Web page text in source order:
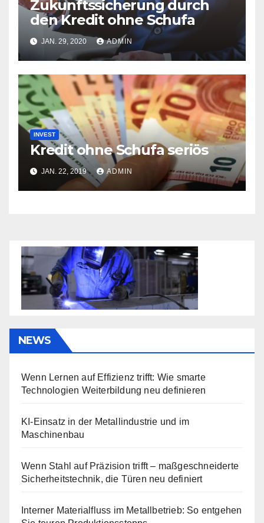
Zukunftssicherung durch
den Kredit ohne Schufa
JAN. 29, 2020 ADMIN
INVEST
Kredit ohne Schufa seriös
JAN. 22, 2019 ADMIN
NEWS
Wenn Lernen auf Effizienz trifft: Wie smarte
Technologien Weiterbildung neu definieren
KI-Einsatz in der Metallindustrie und im
Maschinenbau
Wenn Stahl auf Präzision trifft – maßgeschneiderte
Sicherheitstechnik, die Türen neu definiert
Interner Materialfluss im Metallbetrieb: So entgehen